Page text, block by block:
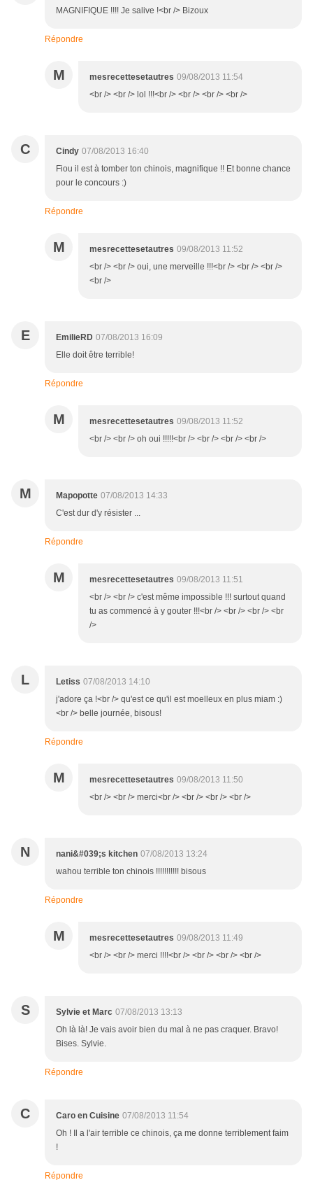
MAGNIFIQUE !!!! Je salive !<br /> Bizoux
Répondre
M mesrecettesetautres 09/08/2013 11:54
<br /> <br /> lol !!!<br /> <br /> <br /> <br />
C Cindy 07/08/2013 16:40
Fiou il est à tomber ton chinois, magnifique !! Et bonne chance
pour le concours :)
Répondre
M mesrecettesetautres 09/08/2013 11:52
<br /> <br /> oui, une merveille !!!<br /> <br /> <br />
<br />
E EmilieRD 07/08/2013 16:09
Elle doit être terrible!
Répondre
M mesrecettesetautres 09/08/2013 11:52
<br /> <br /> oh oui !!!!!<br /> <br /> <br /> <br />
M Mapopotte 07/08/2013 14:33
C'est dur d'y résister ...
Répondre
M mesrecettesetautres 09/08/2013 11:51
<br /> <br /> c'est même impossible !!! surtout quand
tu as commencé à y gouter !!!<br /> <br /> <br /> <br
/>
L Letiss 07/08/2013 14:10
j'adore ça !<br /> qu'est ce qu'il est moelleux en plus miam :)
<br /> belle journée, bisous!
Répondre
M mesrecettesetautres 09/08/2013 11:50
<br /> <br /> merci<br /> <br /> <br /> <br />
N nani&#039;s kitchen 07/08/2013 13:24
wahou terrible ton chinois !!!!!!!!!!! bisous
Répondre
M mesrecettesetautres 09/08/2013 11:49
<br /> <br /> merci !!!!<br /> <br /> <br /> <br />
S Sylvie et Marc 07/08/2013 13:13
Oh là là! Je vais avoir bien du mal à ne pas craquer. Bravo!
Bises. Sylvie.
Répondre
C Caro en Cuisine 07/08/2013 11:54
Oh ! Il a l'air terrible ce chinois, ça me donne terriblement faim
!
Répondre